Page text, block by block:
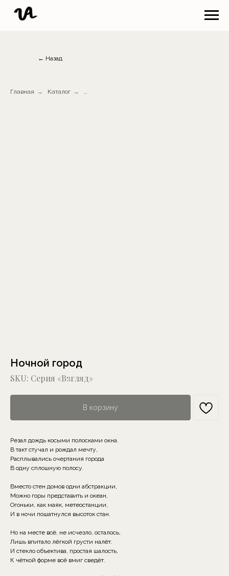
← Назад
Главная → Каталог → ...
Ночной город
SKU: Серия «Взгляд»
В корзину
Резал дождь косыми полосками окна.
В такт стучал и рождал мечту,
Расплывались очертания города
В одну сплошную полосу.
Вместо стен домов одни абстракции,
Можно горы представить и океан,
Огоньки, как маяк, метеостанции,
И в ночи пошатнулся высоток стан.
Но на месте всё, не исчезло, осталось,
Лишь впитало лёгкой грусти налёт.
И стекло объектива, простая шалость,
К чёткой форме всё вмиг сведёт.